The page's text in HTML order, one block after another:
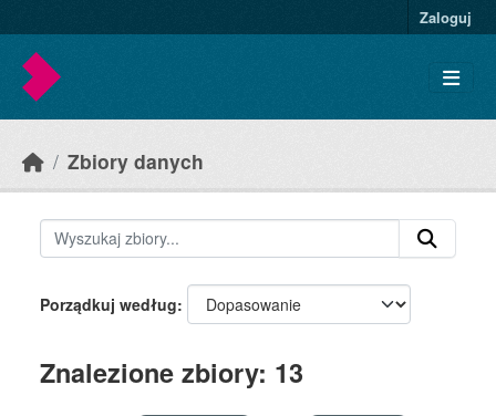
Zaloguj
Zbiory danych
Porządkuj według
Znalezione zbiory: 13